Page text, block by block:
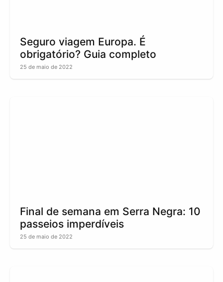
Seguro viagem Europa. É
obrigatório? Guia completo
25 de maio de 2022
Final de semana em Serra Negra: 10
passeios imperdíveis
25 de maio de 2022